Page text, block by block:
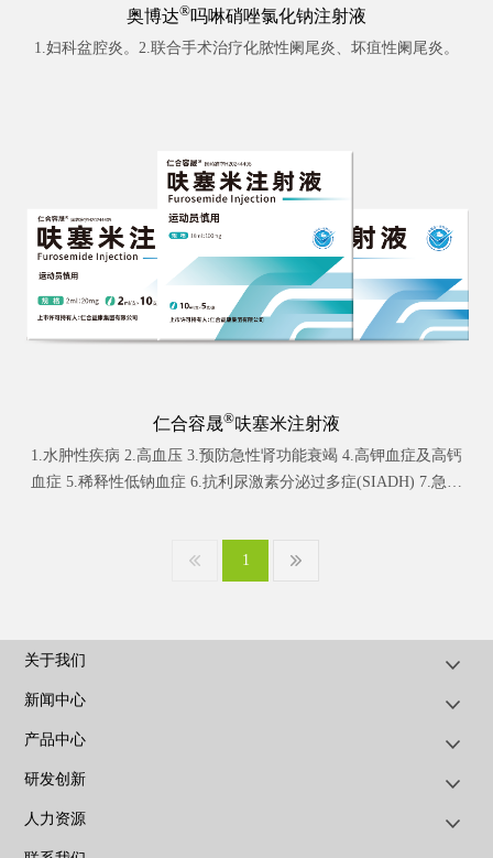
奥博达®吗啉硝唑氯化钠注射液
1.妇科盆腔炎。2.联合手术治疗化脓性阑尾炎、坏疽性阑尾炎。
仁合容晟®呋塞米注射液
1.水肿性疾病 2.高血压 3.预防急性肾功能衰竭 4.高钾血症及高钙
血症 5.稀释性低钠血症 6.抗利尿激素分泌过多症(SIADH) 7.急性
1
关于我们
新闻中心
产品中心
研发创新
人力资源